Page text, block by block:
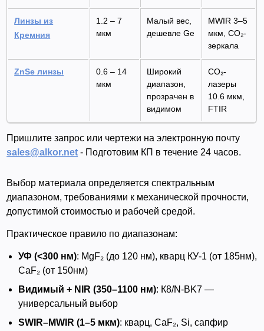
Линзы из
Кремния
1.2 – 7
мкм
Малый вес,
дешевле Ge
MWIR 3–5
мкм, CO₂-
зеркала
ZnSe линзы
0.6 – 14
мкм
Широкий
диапазон,
прозрачен в
видимом
CO₂-
лазеры
10.6 мкм,
FTIR
Пришлите запрос или чертежи на электронную почту
sales@alkor.net - Подготовим КП в течение 24 часов.
Выбор материала определяется спектральным
диапазоном, требованиями к механической прочности,
допустимой стоимостью и рабочей средой.
Практическое правило по диапазонам:
УФ (<300 нм): MgF₂ (до 120 нм), кварц КУ-1 (от 185нм),
CaF₂ (от 150нм)
Видимый + NIR (350–1100 нм): К8/N-BK7 —
универсальный выбор
SWIR–MWIR (1–5 мкм): кварц, CaF₂, Si, сапфир